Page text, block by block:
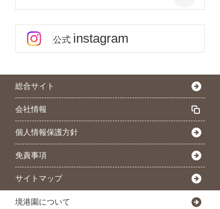
公式 instagram
総合サイト
会社情報
個人情報保護方針
免責事項
サイトマップ
境港園について